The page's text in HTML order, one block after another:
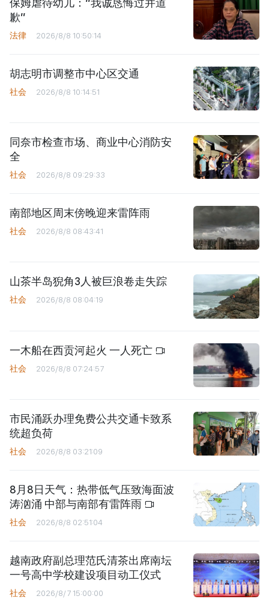
保姆虐待幼儿：“我诚恳悔过并道
歉”
法律 2026/8/8 10:50:14
胡志明市调整市中心区交通
社会 2026/8/8 10:14:51
同奈市检查市场、商业中心消防安
全
社会 2026/8/8 09:29:33
南部地区周末傍晚迎来雷阵雨
社会 2026/8/8 08:43:41
山茶半岛猊角3人被巨浪卷走失踪
社会 2026/8/8 08:04:19
一木船在西贡河起火 一人死亡
社会 2026/8/8 07:24:57
市民涌跃办理免费公共交通卡致系
统超负荷
社会 2026/8/8 03:21:09
8月8日天气：热带低气压致海面波
涛汹涌 中部与南部有雷阵雨
社会 2026/8/8 02:51:04
越南政府副总理范氏清茶出席南坛
一号高中学校建设项目动工仪式
社会 2026/8/7 15:00:00